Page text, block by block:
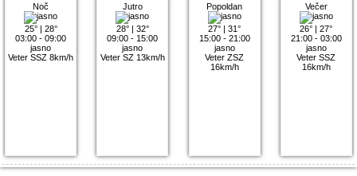
Noč
25°| 28°
03:00 - 09:00
jasno
Veter SSZ 8km/h
Jutro
28°| 32°
09:00 - 15:00
jasno
Veter SZ 13km/h
Popoldan
27° |31°
15:00 - 21:00
jasno
Veter ZSZ
16km/h
Večer
26° |27°
21:00 - 03:00
jasno
Veter SSZ
16km/h